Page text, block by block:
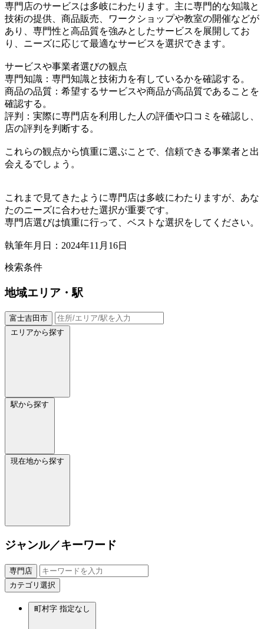
専門店のサービスは多岐にわたります。主に専門的な知識と
技術の提供、商品販売、ワークショップや教室の開催などが
あり、専門性と高品質を強みとしたサービスを展開してお
り、ニーズに応じて最適なサービスを選択できます。
サービスや事業者選びの観点
専門知識：専門知識と技術力を有しているかを確認する。
商品の品質：希望するサービスや商品が高品質であることを
確認する。
評判：実際に専門店を利用した人の評価や口コミを確認し、
店の評判を判断する。
これらの観点から慎重に選ぶことで、信頼できる事業者と出
会えるでしょう。
これまで見てきたように専門店は多岐にわたりますが、あな
たのニーズに合わせた選択が重要です。
専門店選びは慎重に行って、ベストな選択をしてください。
執筆年月日：2024年11月16日
検索条件
地域エリア・駅
富士吉田市
エリアから探す
駅から探す
現在地から探す
ジャンル／キーワード
専門店
カテゴリ選択
町村字 指定なし